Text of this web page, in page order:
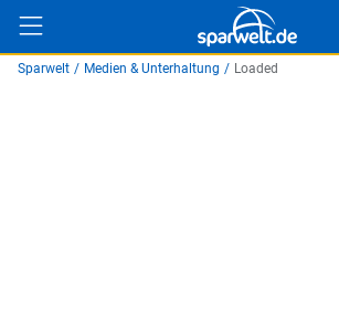
Sparwelt / Medien & Unterhaltung / Loaded